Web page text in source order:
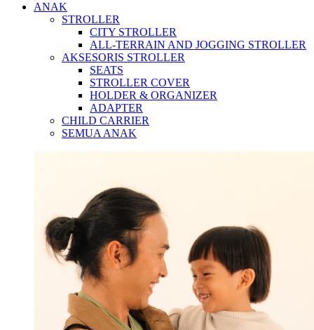
ANAK
STROLLER
CITY STROLLER
ALL-TERRAIN AND JOGGING STROLLER
AKSESORIS STROLLER
SEATS
STROLLER COVER
HOLDER & ORGANIZER
ADAPTER
CHILD CARRIER
SEMUA ANAK